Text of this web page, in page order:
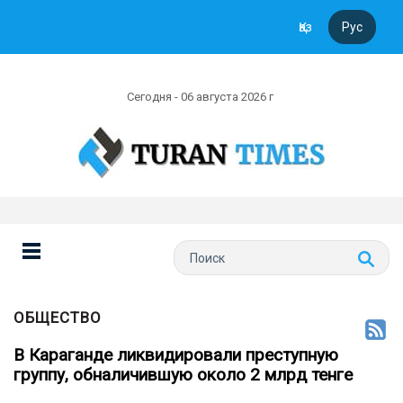
Қаз Рус
Сегодня - 06 августа 2026 г
ОБЩЕСТВО
В Караганде ликвидировали преступную
группу, обналичившую около 2 млрд тенге